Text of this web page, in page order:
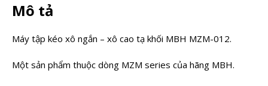
Mô tả
Máy tập kéo xô ngắn – xô cao tạ khối MBH MZM-012.
Một sản phẩm thuộc dòng MZM series của hãng MBH.